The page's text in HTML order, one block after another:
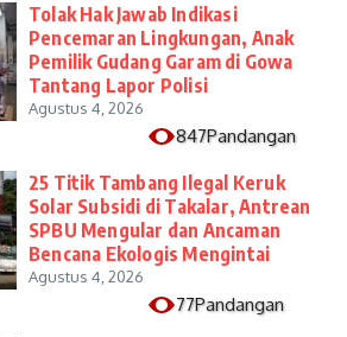
Tolak Hak Jawab Indikasi
Pencemaran Lingkungan, Anak
Pemilik Gudang Garam di Gowa
Tantang Lapor Polisi
Agustus 4, 2026
847Pandangan
25 Titik Tambang Ilegal Keruk
Solar Subsidi di Takalar, Antrean
SPBU Mengular dan Ancaman
Bencana Ekologis Mengintai
Agustus 4, 2026
77Pandangan